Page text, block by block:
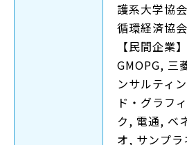
護系大学協
循環経済協
【民間企業】
GMOPG, 三
ンサルティ
ド・グラフ
ク, 電通, ベ
オ, サンプ